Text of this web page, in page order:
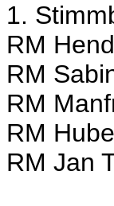
1.
RM
RM
RM
RM
RM Jan